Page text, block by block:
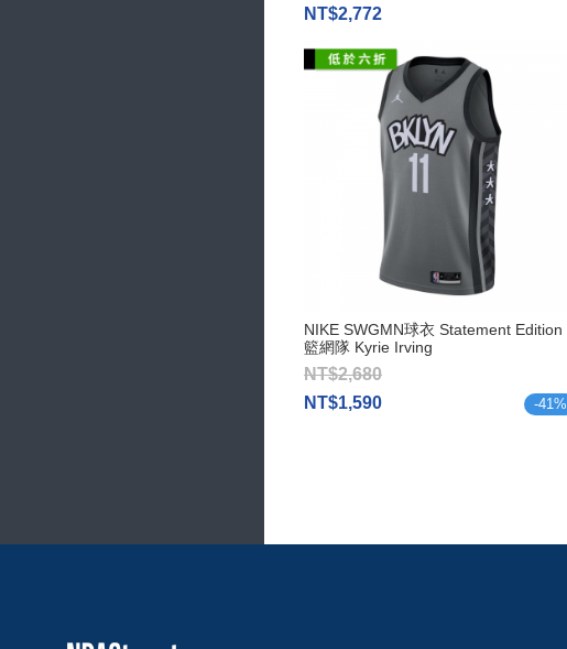
NT$2,772
NIKE SWGMN球衣 Statement Edition
籃網隊 Kyrie Irving
NT$2,680
NT$1,590
-41%